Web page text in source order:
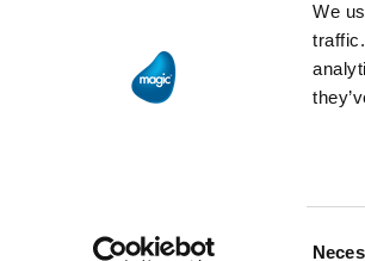
We
Solutions